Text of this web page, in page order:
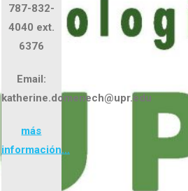
787-832-
4040 ext.
6376
Email:
katherine.domenech@upr.edu
más
información…